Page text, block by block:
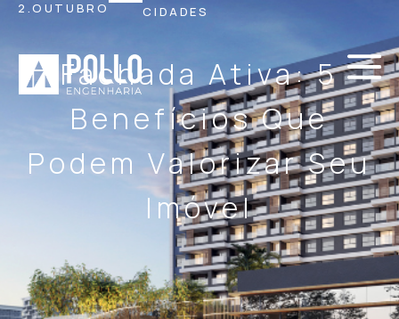
2.OUTUBRO CIDADES
Fachada Ativa: 5
Benefícios Que
Podem Valorizar Seu
Imóvel